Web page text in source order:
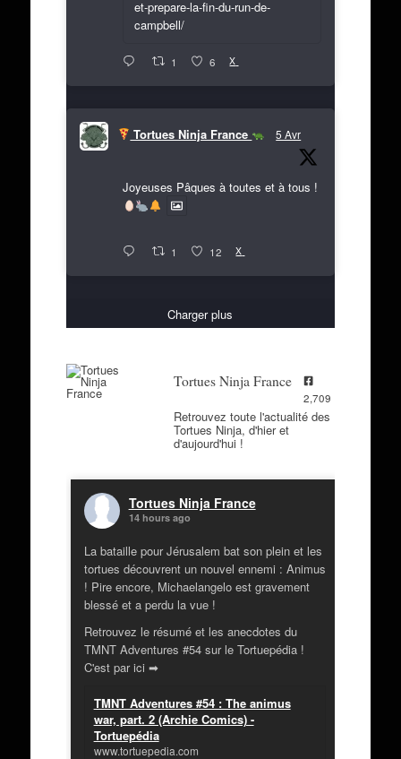
et-prepare-la-fin-du-run-de-
campbell/
1 6 X
Tortues Ninja France 5 Avr
Joyeuses Pâques à toutes et à tous !
1 12 X
Charger plus
Tortues Ninja France
2,709
Retrouvez toute l'actualité des
Tortues Ninja, d'hier et
d'aujourd'hui !
Tortues Ninja France
14 hours ago
La bataille pour Jérusalem bat son plein et les
tortues découvrent un nouvel ennemi : Animus
! Pire encore, Michaelangelo est gravement
blessé et a perdu la vue !
Retrouvez le résumé et les anecdotes du
TMNT Adventures #54 sur le Tortuepédia !
C'est par ici ➡
TMNT Adventures #54 : The animus
war, part. 2 (Archie Comics) -
Tortuepédia
www.tortuepedia.com